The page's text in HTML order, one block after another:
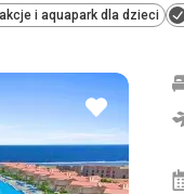
i aquapark dla dzieci
dodaj
do
ulubionych